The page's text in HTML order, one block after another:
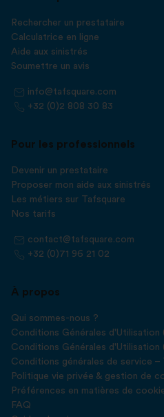
Rechercher un prestataire
Calculatrice en ligne
Aide aux sinistrés
Soumettre un avis
info@tafsquare.com
+32 (0)2 808 30 83
Pour les professionnels
Devenir un prestataire
Proposer mon aide aux sinistrés
Les métiers sur Tafsquare
Nos tarifs
contact@tafsquare.com
+32 (0)71 96 21 02
À propos
Qui sommes-nous ?
Conditions Générales
Conditions Générales d'Utilisation
Conditions générales de service –
Politique vie privée & gestion de
Préférences en matières de
FAQ